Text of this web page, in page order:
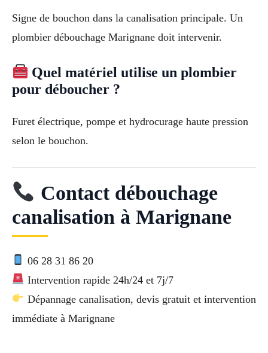
Signe de bouchon dans la canalisation principale. Un
plombier débouchage Marignane doit intervenir.
Quel matériel utilise un plombier
pour déboucher ?
Furet électrique, pompe et hydrocurage haute pression
selon le bouchon.
Contact débouchage
canalisation à Marignane
06 28 31 86 20
Intervention rapide 24h/24 et 7j/7
Dépannage canalisation, devis gratuit et intervention
immédiate à Marignane